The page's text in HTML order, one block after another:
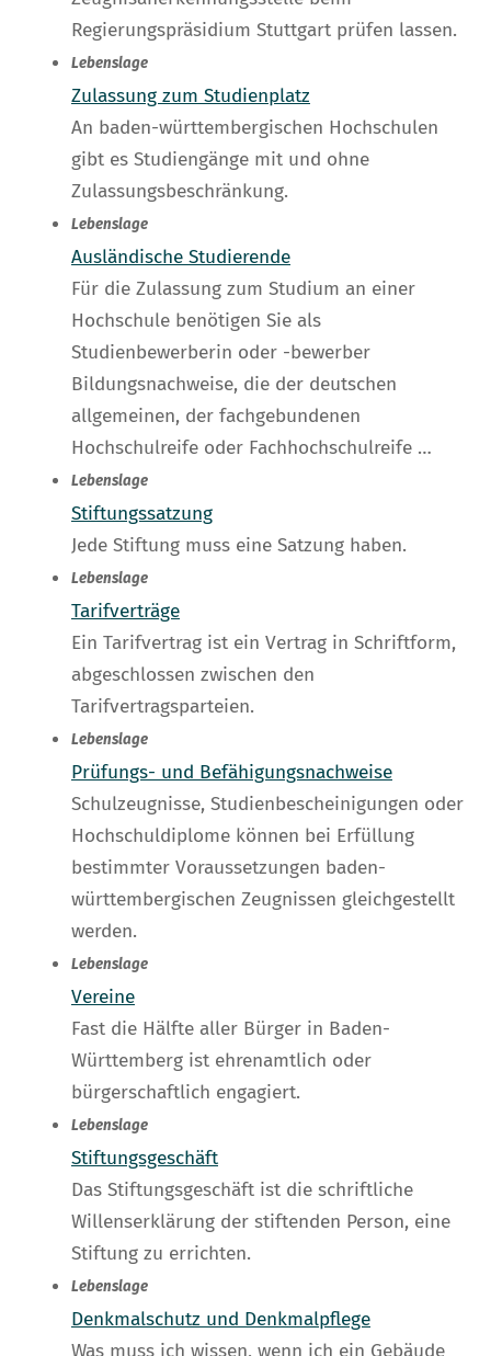
Regierungspräsidium Stuttgart prüfen lassen.
Lebenslage
Zulassung zum Studienplatz
An baden-württembergischen Hochschulen
gibt es Studiengänge mit und ohne
Zulassungsbeschränkung.
Lebenslage
Ausländische Studierende
Für die Zulassung zum Studium an einer
Hochschule benötigen Sie als
Studienbewerberin oder -bewerber
Bildungsnachweise, die der deutschen
allgemeinen, der fachgebundenen
Hochschulreife oder Fachhochschulreife …
Lebenslage
Stiftungssatzung
Jede Stiftung muss eine Satzung haben.
Lebenslage
Tarifverträge
Ein Tarifvertrag ist ein Vertrag in Schriftform,
abgeschlossen zwischen den
Tarifvertragsparteien.
Lebenslage
Prüfungs- und Befähigungsnachweise
Schulzeugnisse, Studienbescheinigungen oder
Hochschuldiplome können bei Erfüllung
bestimmter Voraussetzungen baden-
württembergischen Zeugnissen gleichgestellt
werden.
Lebenslage
Vereine
Fast die Hälfte aller Bürger in Baden-
Württemberg ist ehrenamtlich oder
bürgerschaftlich engagiert.
Lebenslage
Stiftungsgeschäft
Das Stiftungsgeschäft ist die schriftliche
Willenserklärung der stiftenden Person, eine
Stiftung zu errichten.
Lebenslage
Denkmalschutz und Denkmalpflege